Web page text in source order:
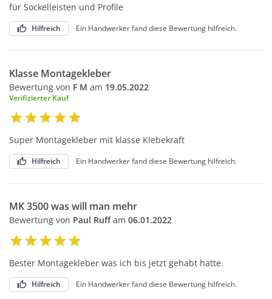
für Sockelleisten und Profile
Hilfreich Ein Handwerker fand diese Bewertung hilfreich.
Klasse Montagekleber
Bewertung von F M am 19.05.2022
Verifizierter Kauf
Super Montagekleber mit klasse Klebekraft
Hilfreich Ein Handwerker fand diese Bewertung hilfreich.
MK 3500 was will man mehr
Bewertung von Paul Ruffam 06.01.2022
Bester Montagekleber was ich bis jetzt gehabt hatte.
Hilfreich Ein Handwerker fand diese Bewertung hilfreich.